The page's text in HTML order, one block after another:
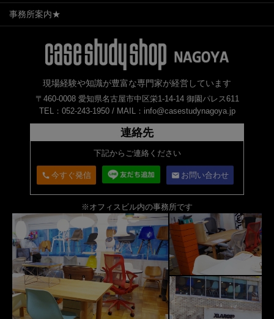
事務所案内★
現場経験や知識が豊富な専門家が経営しています
〒460-0008 愛知県名古屋市中区栄1-14-14 御園パレス611
TEL：052-243-1950 / MAIL：info@casestudynagoya.jp
連絡先
下記からご連絡ください
call 今すぐ発信 email お問い合わせ
※オフィスビル内の事務所です